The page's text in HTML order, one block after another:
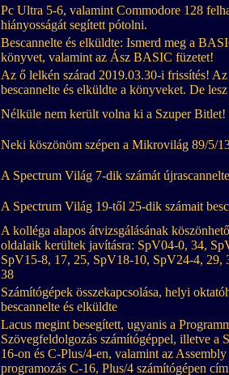
Pc Ultra 5-6, valamint Commodore 128
hiányosságát segített pótolni.
Bescannelte és elküldte: Ismerd meg a
könyvet, valamint az Ász BASIC füzetet!
Az ő lelkén szárad 2019.03.30-i frissítés!
bescannelte és elküldte a könyveket. De
Nélküle nem került volna ki a Szuper Bitlet!
Neki köszönöm szépen a Mikrovilág 89/5/
A Spectrum Világ 7-dik számát
A Spectrum Világ 19-től 25-dik számait
A kolléga alapos átvizsgálásának
oldalaik kerültek javításra: SpV04-0, 34,
SpV15-8, 17, 25, SpV18-10, SpV24-4, 29,
38
Számítógépek összekapcsolása, helyi
bescannelte és elküldte
Lacus megint besegített, ugyanis a
Szövegfeldolgozás számítógéppel, illetve a
16-on és C-Plus/4-en, valamint az
programozás C-16, Plus/4 számítógépen